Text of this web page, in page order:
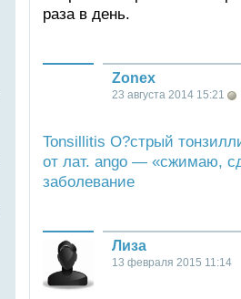
раза в день.
Zonex
23 августа 2014 15:21
Tonsillitis О?стрый
от лат. ango — «сжимаю,
заболевание
Лиза
13 февраля 2015 11:14